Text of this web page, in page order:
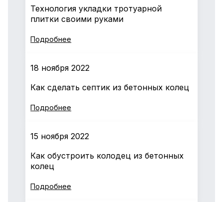
Технология укладки тротуарной
плитки своими руками
Подробнее
18 ноября 2022
Как сделать септик из бетонных колец
Подробнее
15 ноября 2022
Как обустроить колодец из бетонных
колец
Подробнее